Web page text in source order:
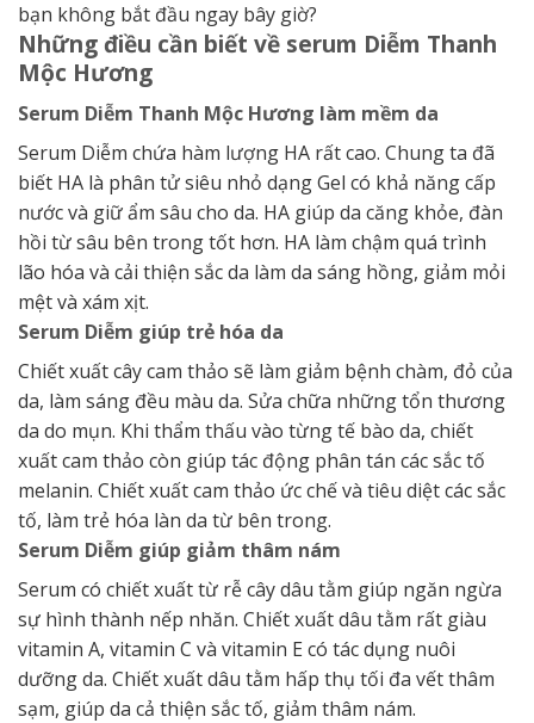
bạn không bắt đầu ngay bây giờ?
Những điều cần biết về serum Diễm Thanh
Mộc Hương
Serum Diễm Thanh Mộc Hương làm mềm da
Serum Diễm chứa hàm lượng HA rất cao. Chung ta đã
biết HA là phân tử siêu nhỏ dạng Gel có khả năng cấp
nước và giữ ẩm sâu cho da. HA giúp da căng khỏe, đàn
hồi từ sâu bên trong tốt hơn. HA làm chậm quá trình
lão hóa và cải thiện sắc da làm da sáng hồng, giảm mỏi
mệt và xám xịt.
Serum Diễm giúp trẻ hóa da
Chiết xuất cây cam thảo sẽ làm giảm bệnh chàm, đỏ của
da, làm sáng đều màu da. Sửa chữa những tổn thương
da do mụn. Khi thẩm thấu vào từng tế bào da, chiết
xuất cam thảo còn giúp tác động phân tán các sắc tố
melanin. Chiết xuất cam thảo ức chế và tiêu diệt các sắc
tố, làm trẻ hóa làn da từ bên trong.
Serum Diễm giúp giảm thâm nám
Serum có chiết xuất từ rễ cây dâu tằm giúp ngăn ngừa
sự hình thành nếp nhăn. Chiết xuất dâu tằm rất giàu
vitamin A, vitamin C và vitamin E có tác dụng nuôi
dưỡng da. Chiết xuất dâu tằm hấp thụ tối đa vết thâm
sạm, giúp da cả thiện sắc tố, giảm thâm nám.